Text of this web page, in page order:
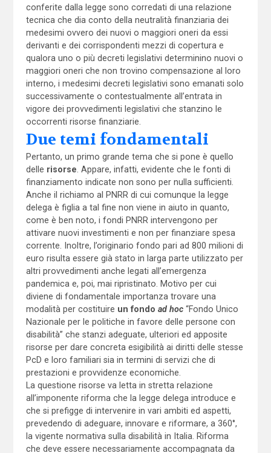
conferite dalla legge sono corredati di una relazione
tecnica che dia conto della neutralità finanziaria dei
medesimi ovvero dei nuovi o maggiori oneri da essi
derivanti e dei corrispondenti mezzi di copertura e
qualora uno o più decreti legislativi determinino nuovi o
maggiori oneri che non trovino compensazione al loro
interno, i medesimi decreti legislativi sono emanati solo
successivamente o contestualmente all’entrata in
vigore dei provvedimenti legislativi che stanzino le
occorrenti risorse finanziarie.
Due temi fondamentali
Pertanto, un primo grande tema che si pone è quello
delle risorse . Appare, infatti, evidente che le fonti di
finanziamento indicate non sono per nulla sufficienti.
Anche il richiamo al PNRR di cui comunque la legge
delega è figlia a tal fine non viene in aiuto in quanto,
come è ben noto, i fondi PNRR intervengono per
attivare nuovi investimenti e non per finanziare spesa
corrente. Inoltre, l’originario fondo pari ad 800 milioni di
euro risulta essere già stato in larga parte utilizzato per
altri provvedimenti anche legati all’emergenza
pandemica e, poi, mai ripristinato. Motivo per cui
diviene di fondamentale importanza trovare una
modalità per costituire un fondo ad hoc“Fondo Unico
Nazionale per le politiche in favore delle persone con
disabilità” che stanzi adeguate, ulteriori ed apposite
risorse per dare concreta esigibilità ai diritti delle stesse
PcD e loro familiari sia in termini di servizi che di
prestazioni e provvidenze economiche.
La questione risorse va letta in stretta relazione
all’imponente riforma che la legge delega introduce e
che si prefigge di intervenire in vari ambiti ed aspetti,
prevedendo di adeguare, innovare e riformare, a 360°,
la vigente normativa sulla disabilità in Italia. Riforma
che deve essere necessariamente accompagnata da